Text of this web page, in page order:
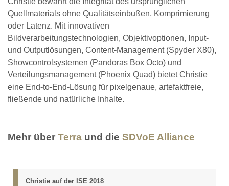
Quellmaterials ohne Qualitätseinbußen, Komprimierung
oder Latenz. Mit innovativen
Bildverarbeitungstechnologien, Objektivoptionen, Input-
und Outputlösungen, Content-Management (Spyder X80),
Showcontrolsystemen (Pandoras Box Octo) und
Verteilungsmanagement (Phoenix Quad) bietet Christie
eine End-to-End-Lösung für pixelgenaue, artefaktfreie,
fließende und natürliche Inhalte.
Mehr über Terra und die SDVoE Alliance
Christie auf der ISE 2018